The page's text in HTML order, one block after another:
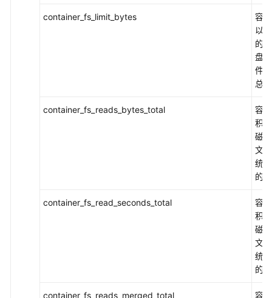
制
标
盘
container_fs_limit_bytes
容
以
的磁
盘/
件
总量
container_fs_reads_bytes_total
容
积
磁
文
统
的
container_fs_read_seconds_total
容
积
磁
文
统
的
container_fs_reads_merged_total 容